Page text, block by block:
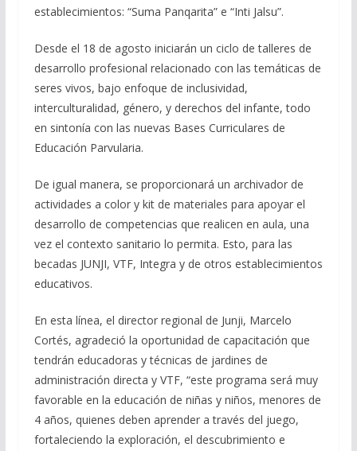
establecimientos: “Suma Panqarita” e “Inti Jalsu”.
Desde el 18 de agosto iniciarán un ciclo de talleres de
desarrollo profesional relacionado con las temáticas de
seres vivos, bajo enfoque de inclusividad,
interculturalidad, género, y derechos del infante, todo
en sintonía con las nuevas Bases Curriculares de
Educación Parvularia.
De igual manera, se proporcionará un archivador de
actividades a color y kit de materiales para apoyar el
desarrollo de competencias que realicen en aula, una
vez el contexto sanitario lo permita. Esto, para las
becadas JUNJI, VTF, Integra y de otros establecimientos
educativos.
En esta línea, el director regional de Junji, Marcelo
Cortés, agradeció la oportunidad de capacitación que
tendrán educadoras y técnicas de jardines de
administración directa y VTF, “este programa será muy
favorable en la educación de niñas y niños, menores de
4 años, quienes deben aprender a través del juego,
fortaleciendo la exploración, el descubrimiento e